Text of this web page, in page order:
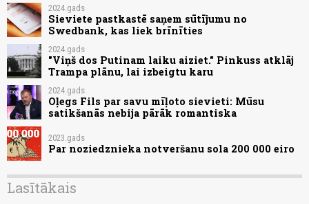
2024.gads
Sieviete pastkastē saņem sūtījumu no
Swedbank, kas liek brīnīties
2024.gads
"Viņš dos Putinam laiku aiziet." Pinkuss atklāj
Trampa plānu, lai izbeigtu karu
2024.gads
Oļegs Fils par savu mīļoto sievieti: Mūsu
satikšanās nebija pārāk romantiska
2023.gads
Par noziedznieka notveršanu sola 200 000 eiro
Lasītākais